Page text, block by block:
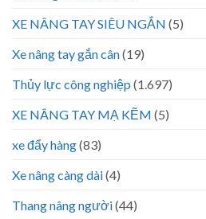
XE NÂNG TAY SIÊU NGẮN (5)
Xe nâng tay gắn cân(19)
Thủy lực công nghiệp (1.697)
XE NÂNG TAY MẠ KẼM (5)
xe đẩy hàng(83)
Xe nâng càng dài(4)
Thang nâng người(44)